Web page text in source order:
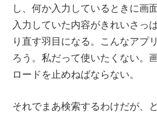
し、何か入力しているときに画
入力していた内容がきれいさっ
り直す羽目になる。こんなアプ
ろう。私だって使いたくない。
ロードを止めねばならない。
それでまあ検索するわけだが、